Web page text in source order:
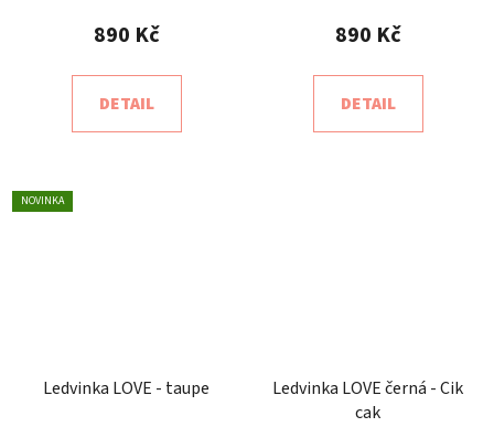
890 Kč
DETAIL
890 Kč
DETAIL
NOVINKA
Ledvinka LOVE - taupe
Ledvinka LOVE černá - Cik
cak